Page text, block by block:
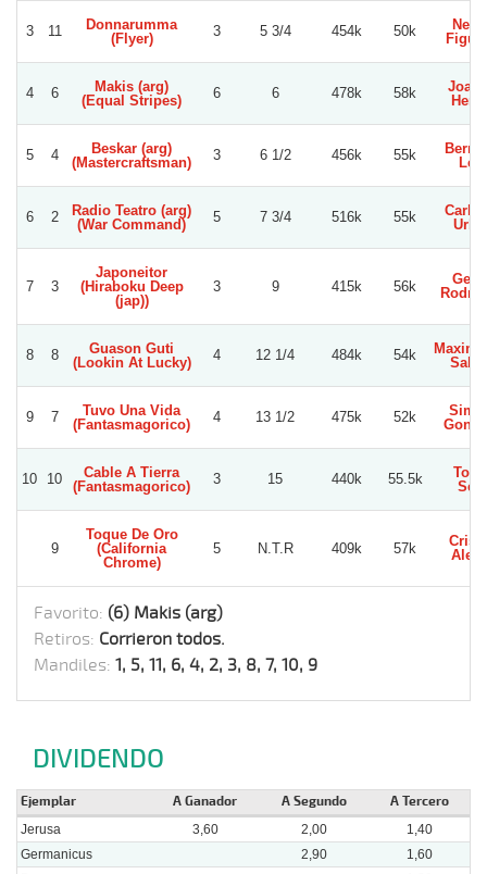
3 11
Donnarumma
(Flyer)
3 5 3/4 454k 50k
4 6
Makis (arg)
(Equal Stripes)
6 6 478k 58k
5 4
Beskar (arg)
(Mastercraftsman)
3 6 1/2 456k 55k
6 2
Radio Teatro (arg)
(War Command)
5 7 3/4 516k 55k
7 3
Japoneitor
(Hiraboku Deep
(jap))
3 9 415k 56k
8 8
Guason Guti
(Lookin At Lucky)
4 12 1/4 484k 54k
9 7
Tuvo Una Vida
(Fantasmagorico)
4 13 1/2 475k 52k
10 10
Cable A Tierra
(Fantasmagorico)
3 15 440k 55.5k
9
Toque De Oro
(California
Chrome)
5 N.T.R 409k 57k
Favorito: (6) Makis (arg)
Retiros: Corrieron todos.
Mandiles: 1, 5, 11, 6, 4, 2, 3, 8, 7, 10, 9
DIVIDENDO
Ejemplar A Ganador A Segundo A Tercero
Jerusa 3,60 2,00
1,40
Germanicus
2,90
1,60